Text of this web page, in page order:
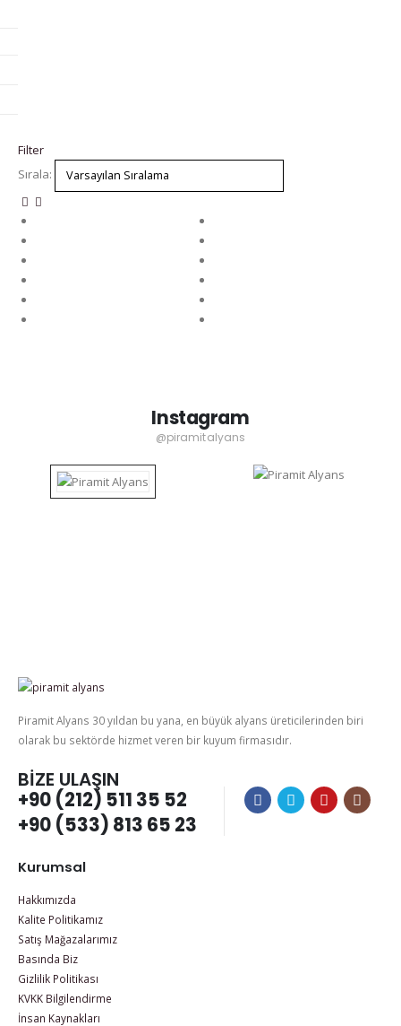
Filter
Sırala:
Instagram
@piramitalyans
Piramit Alyans 30 yıldan bu yana, en büyük alyans üreticilerinden biri
olarak bu sektörde hizmet veren bir kuyum firmasıdır.
BIZE ULAŞIN
+90 (212) 511 35 52
+90 (533) 813 65 23
Kurumsal
Hakkımızda
Kalite Politikamız
Satış Mağazalarımız
Basında Biz
Gizlilik Politikası
KVKK Bilgilendirme
İnsan Kaynakları